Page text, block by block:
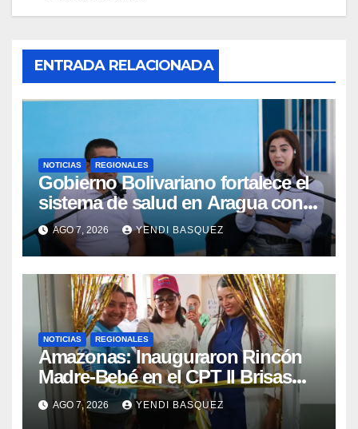
ENTRADA RELACIONADA
NOTICIAS REGIONALES
Gobierno Bolivariano fortalece el
sistema de salud en Aragua con
la reinauguración del CDI La Mora
AGO 7, 2026 YENDI BASQUEZ
NOTICIAS REGIONALES
​Amazonas: Inauguraron Rincón
Madre-Bebé en el CPT II Brisas
del Aeropuerto ​Inauguraron
Rincón
AGO 7, 2026 YENDI BASQUEZ